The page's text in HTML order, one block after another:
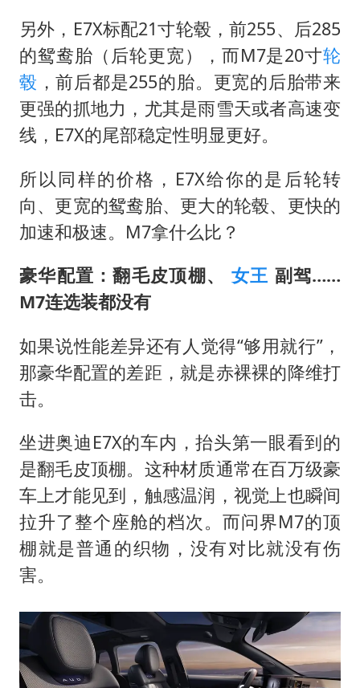
另外，E7X标配21寸轮毂，前255、后285
的鸳鸯胎（后轮更宽），而M7是20寸轮
毂 ，前后都是255的胎。更宽的后胎带来
更强的抓地力，尤其是雨雪天或者高速变
线，E7X的尾部稳定性明显更好。
所以同样的价格，E7X给你的是后轮转
向、更宽的鸳鸯胎、更大的轮毂、更快的
加速和极速。M7拿什么比？
豪华配置：翻毛皮顶棚、
女王 副驾……
M7连选装都没有
如果说性能差异还有人觉得“够用就行”，
那豪华配置的差距，就是赤裸裸的降维打
击。
坐进奥迪E7X的车内，抬头第一眼看到的
是翻毛皮顶棚。这种材质通常在百万级豪
车上才能见到，触感温润，视觉上也瞬间
拉升了整个座舱的档次。而问界M7的顶
棚就是普通的织物，没有对比就没有伤
害。